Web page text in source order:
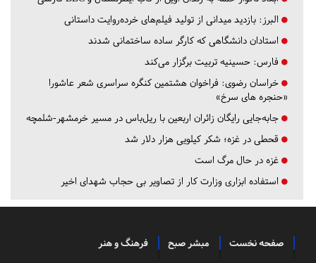
البرز: بازدید میدانی از تولید فیلم‌های خرده‌روایت داستانی
استادان دانشگاهی که کارگر ساده ساختمانی شدند
فارس: حسینیه تربیت برگزار می‌کند
خراسان رضوی: فراخوان هشتمین کنگره سراسری شعر عاشورا
«حنجره های سرخ»
جابه‌جایی رایگان زائران اربعین با ریل‌باس در مسیر خرمشهر-شلمچه
قحطی در غزه؛ شکر کیلویی هزار دلار شد
غزه در حال مرگ است
استفاده ابزاری وزارت کار از تصاویر بی حجاب شهدای اخیر
صفحه نخست مبشر صبح فرهنگ و هنر